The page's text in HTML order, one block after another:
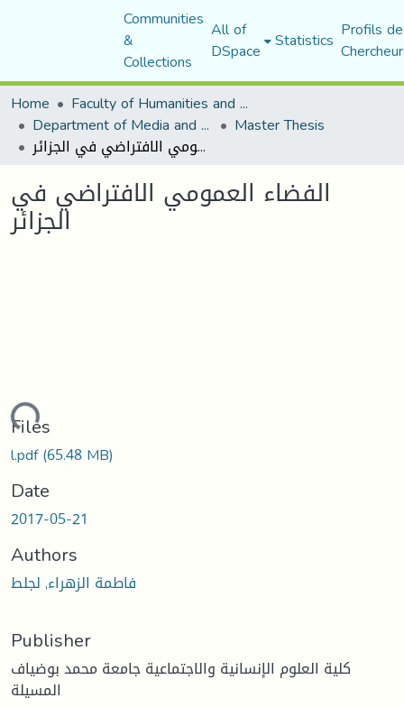
Communities
&
Collections
All of
DSpace Statistics Profils
Home
Faculty of Humanities and Social Sciences
Department of Media and Communication Studies Master Thesis
الفضاء العمومي الافتراضي في الجزائر
الفضاء العمومي الافتراضي في
الجزائر
Files
l.pdf(65.48 MB)
Date
2017-05-21
Authors
فاطمة الزهراء, لجلط
Publisher
كلية العلوم الإنسانية والاجتماعية جامعة محمد بوضياف
المسيلة